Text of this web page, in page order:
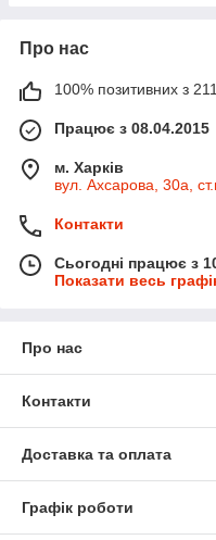
Про нас
100% позитивних з 211
Працює з 08.04.2015
м. Харків
вул. Ахсарова, 30а,
Контакти
Сьогодні працює з
Показати весь
Про нас
Контакти
Доставка та оплата
Графік роботи